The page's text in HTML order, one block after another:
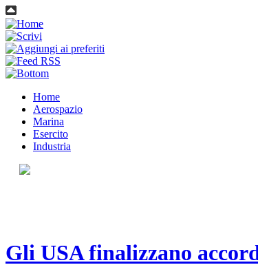
Home
Aerospazio
Marina
Esercito
Industria
Gli USA finalizzano